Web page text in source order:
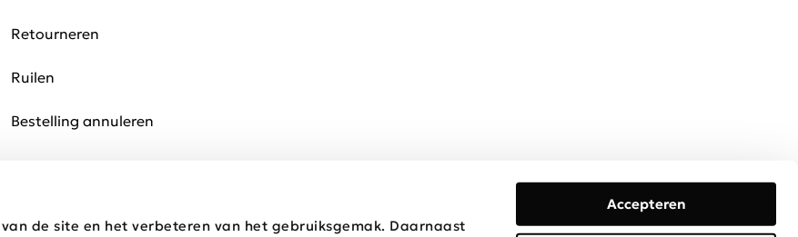
de site en het verbeteren van het gebruiksgemak. Daarnaast
Accepteren
Retourneren
Ruilen
Bestelling annuleren